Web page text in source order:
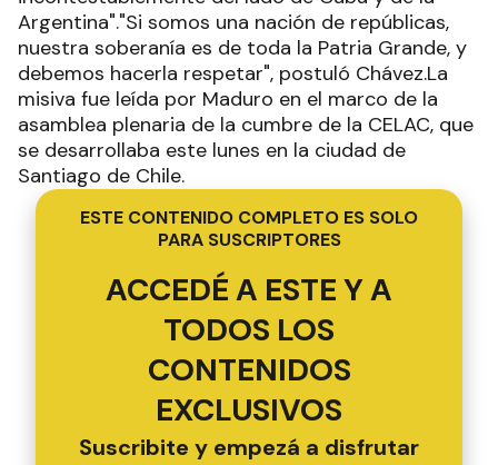
Argentina"."Si somos una nación de repúblicas,
nuestra soberanía es de toda la Patria Grande, y
debemos hacerla respetar", postuló Chávez.La
misiva fue leída por Maduro en el marco de la
asamblea plenaria de la cumbre de la CELAC, que
se desarrollaba este lunes en la ciudad de
Santiago de Chile.
ESTE CONTENIDO COMPLETO ES SOLO
PARA SUSCRIPTORES
ACCEDÉ A ESTE Y A
TODOS LOS
CONTENIDOS
EXCLUSIVOS
Suscribite y empezá a disfrutar